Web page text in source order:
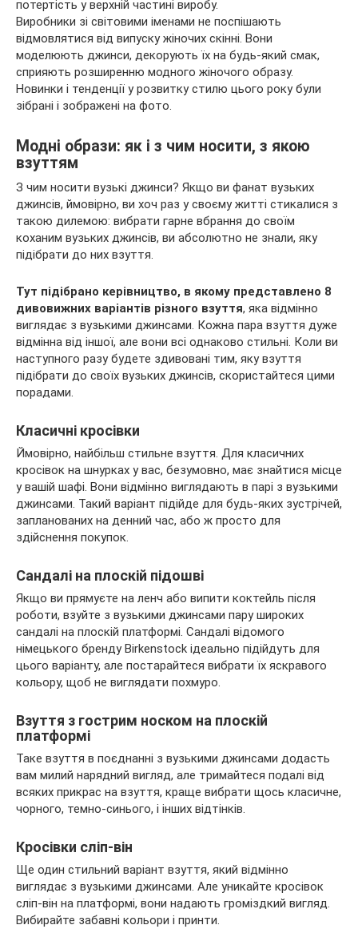
потертість у верхній частині виробу.
Виробники зі світовими іменами не поспішають
відмовлятися від випуску жіночих скінні. Вони
моделюють джинси, декорують їх на будь-який смак,
сприяють розширенню модного жіночого образу.
Новинки і тенденції у розвитку стилю цього року були
зібрані і зображені на фото.
Модні образи: як і з чим носити, з якою
взуттям
З чим носити вузькі джинси? Якщо ви фанат вузьких
джинсів, ймовірно, ви хоч раз у своєму житті стикалися з
такою дилемою: вибрати гарне вбрання до своїм
коханим вузьких джинсів, ви абсолютно не знали, яку
підібрати до них взуття.
Тут підібрано керівництво, в якому представлено 8
дивовижних варіантів різного взуття, яка відмінно
виглядає з вузькими джинсами. Кожна пара взуття дуже
відмінна від іншої, але вони всі однаково стильні. Коли ви
наступного разу будете здивовані тим, яку взуття
підібрати до своїх вузьких джинсів, скористайтеся цими
порадами.
Класичні кросівки
Ймовірно, найбільш стильне взуття. Для класичних
кросівок на шнурках у вас, безумовно, має знайтися місце
у вашій шафі. Вони відмінно виглядають в парі з вузькими
джинсами. Такий варіант підійде для будь-яких зустрічей,
запланованих на денний час, або ж просто для
здійснення покупок.
Сандалі на плоскій підошві
Якщо ви прямуєте на ленч або випити коктейль після
роботи, взуйте з вузькими джинсами пару широких
сандалі на плоскій платформі. Сандалі відомого
німецького бренду Birkenstock ідеально підійдуть для
цього варіанту, але постарайтеся вибрати їх яскравого
кольору, щоб не виглядати похмуро.
Взуття з гострим носком на плоскій
платформі
Таке взуття в поєднанні з вузькими джинсами додасть
вам милий нарядний вигляд, але тримайтеся подалі від
всяких прикрас на взуття, краще вибрати щось класичне,
чорного, темно-синього, і інших відтінків.
Кросівки сліп-він
Ще один стильний варіант взуття, який відмінно
виглядає з вузькими джинсами. Але уникайте кросівок
сліп-він на платформі, вони надають громіздкий вигляд.
Вибирайте забавні кольори і принти.